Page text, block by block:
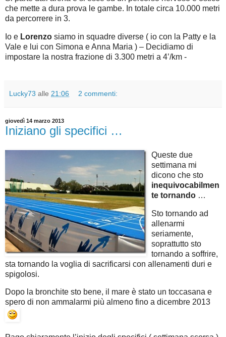
che mette a dura prova le gambe. In totale circa 10.000 metri
da percorrere in 3.
Io e Lorenzo siamo in squadre diverse ( io con la Patty e la
Vale e lui con Simona e Anna Maria ) – Decidiamo di
impostare la nostra frazione di 3.300 metri a 4’/km -
Lucky73 alle 21:06 2 commenti:
giovedì 14 marzo 2013
Iniziano gli specifici …
Queste due
settimana mi
dicono che sto
inequivocabilmen
te tornando …
Sto tornando ad
allenarmi
seriamente,
soprattutto sto
tornando a soffrire,
sta tornando la voglia di sacrificarsi con allenamenti duri e
spigolosi.
Dopo la bronchite sto bene, il mare è stato un toccasana e
spero di non ammalarmi più almeno fino a dicembre 2013